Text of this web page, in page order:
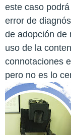
este caso
error de
de adopción de
uso de la
connotaciones
pero no es lo